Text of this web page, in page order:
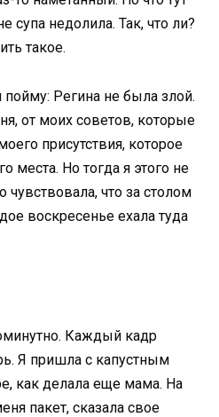
супа недолила. Так, что ли?
такое.
Регина не была злой.
от моих советов, которые
присутствия, которое
места. Но тогда я этого не
чувствовала, что за столом
воскресенье ехала туда
Каждый кадр
Я пришла с капустным
как делала еще мама. На
пакет, сказала свое